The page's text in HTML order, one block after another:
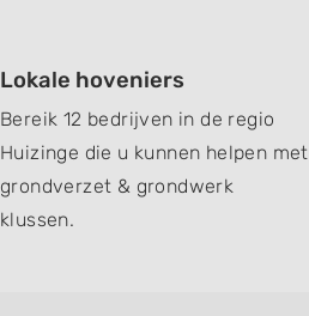
Lokale hoveniers
Bereik 12 bedrijven in de regio
Huizinge die u kunnen helpen met
grondverzet & grondwerk
klussen.